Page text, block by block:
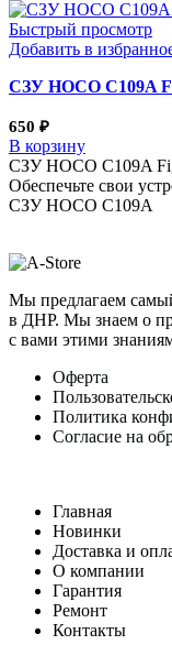
Быстрый просмотр
Добавить в
СЗУ HOCO C109A
650 ₽
В корзину
СЗУ HOCO C109A
Обеспечьте свои
СЗУ HOCO C109A
Мы предлагаем
в ДНР. Мы знаем о
с вами этими
Оферта
Политика
Согласие на
Главная
Новинки
Доставка и
О компании
Гарантия
Ремонт
Контакты